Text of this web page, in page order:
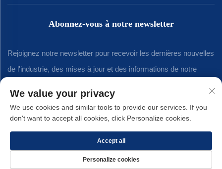
Abonnez-vous à notre newsletter
Rejoignez notre newsletter pour recevoir les dernières nouvelles
de l'industrie, des mises à jour et des informations de notre
S'abonner
confidentialité
We value your privacy
We use cookies and similar tools to provide our services. If you
don't want to accept all cookies, click Personalize cookies.
Personalize cookies
Accept all